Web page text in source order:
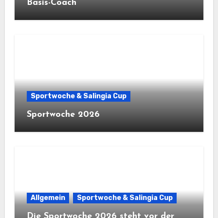
Basis-Coach
Sportwoche & Salingia Cup
Sportwoche 2026
Allgemein Sportwoche & Salingia Cup
Die Sportwoche 2026 steht vor der